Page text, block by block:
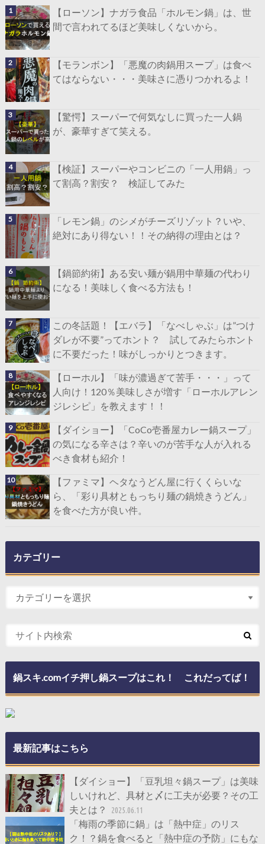
【ローソン】ナガラ食品「ホルモン鍋」は、世
間で言われてるほど美味しくないから。
【モランボン】「悪魔の肉鍋用スープ」は食べ
てはならない・・・美味さに憑りつかれるよ！
【驚愕】スーパーで何気なしに買った一人鍋
が、豪華すぎて笑える。
【検証】スーパーやコンビニの「一人用鍋」っ
て割高？割安？ 検証してみた
「レモン鍋」のシメがチーズリゾット？いや、
絶対にあり得ない！！その納得の理由とは？
【鍋節約術】ある安い麺が鍋用中華麺の代わり
になる！美味しく食べる方法も！
この冬話題！【エバラ】「なべしゃぶ」は”つけ
ダレが不要”ってホント？ 試してみたらホント
に不要だった！味がしっかりとつきます。
【ローホル】「味が濃過ぎて苦手・・・」って
人向け！120％美味しさが増す「ローホルアレン
ジレシピ」を教えます！！
【ダイショー】「CoCo壱番屋カレー鍋スープ」
の気になる辛さは？辛いのが苦手な人が入れる
べき食材も紹介！
【ファミマ】ヘタなうどん屋に行くくらいな
ら、「彩り具材ともっちり麺の鍋焼きうどん」
を食べた方が良い件。
カテゴリー
鍋スキ.comイチ押し鍋スープはこれ！ これだってば！
最新記事はこちら
【ダイショー】「豆乳坦々鍋スープ」は美味
しいけれど、具材と〆に工夫が必要？その工
夫とは？
2025.06.11
「梅雨の季節に鍋」は「熱中症」のリス
ク！？鍋を食べると「熱中症の予防」にもな